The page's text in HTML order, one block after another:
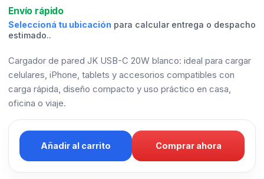
Envío rápido
Seleccioná tu ubicación para calcular entrega o despacho
estimado..
Cargador de pared JK USB-C 20W blanco: ideal para cargar
celulares, iPhone, tablets y accesorios compatibles con
carga rápida, diseño compacto y uso práctico en casa,
oficina o viaje.
Añadir al carrito Comprar ahora